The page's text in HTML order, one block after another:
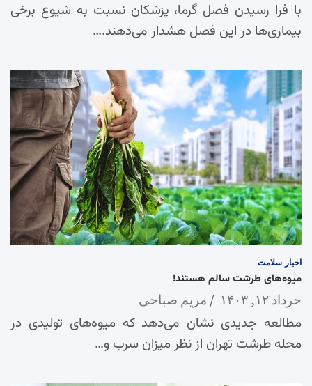
با فرا رسیدن فصل گرما، پزشکان نسبت به شیوع برخی
بیماری‌ها در این فصل هشدار می‌دهند.…
اخبار سلامت
میوه‌های طرشت سالم هستند!
خرداد ۱۲, ۱۴۰۳ مریم صباحی
مطالعه جدیدی نشان می‌دهد که میوه‌های تولیدی در
محله طرشت تهران از نظر میزان سرب و…